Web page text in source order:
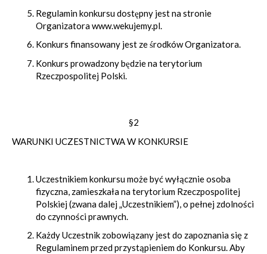
Regulamin konkursu dostępny jest na stronie
Organizatora www.wekujemy.pl.
Konkurs finansowany jest ze środków Organizatora.
Konkurs prowadzony będzie na terytorium
Rzeczpospolitej Polski.
§2
WARUNKI UCZESTNICTWA W KONKURSIE
Uczestnikiem konkursu może być wyłącznie osoba
fizyczna, zamieszkała na terytorium Rzeczpospolitej
Polskiej (zwana dalej „Uczestnikiem”), o pełnej zdolności
do czynności prawnych.
Każdy Uczestnik zobowiązany jest do zapoznania się z
Regulaminem przed przystąpieniem do Konkursu. Aby